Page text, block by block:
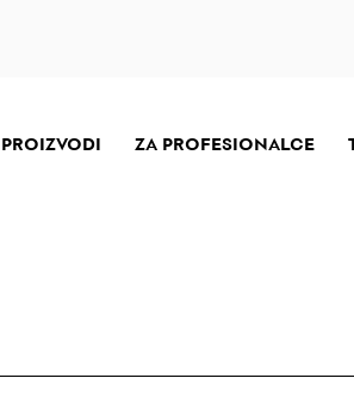
PROIZVODI ZA PROFESIONALCE